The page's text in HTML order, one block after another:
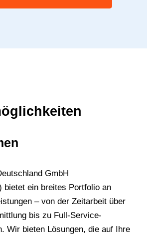
GmbH
bietet ein breites Portfolio an
– von der Zeitarbeit über
bis zu Full-Service-
Wir bieten Lösungen, die auf Ihre